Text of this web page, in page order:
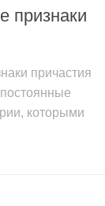
признаки
причастия
которыми